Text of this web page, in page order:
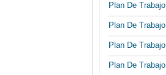
Plan De Trabajo
Plan De Trabajo
Plan De Trabajo
Plan De Trabajo